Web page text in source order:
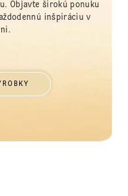
Objavte širokú ponuku
inšpiráciu v